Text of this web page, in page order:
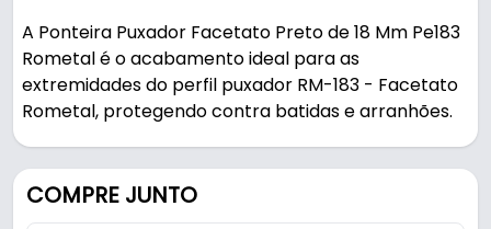
A Ponteira Puxador Facetato Preto de 18 Mm Pe183
Rometal é o acabamento ideal para as
extremidades do perfil puxador RM-183 - Facetato
Rometal, protegendo contra batidas e arranhões.
Indicado para rm-183 - facetato, é uma solução
prática para uso em móveis e armários.
COMPRE JUNTO